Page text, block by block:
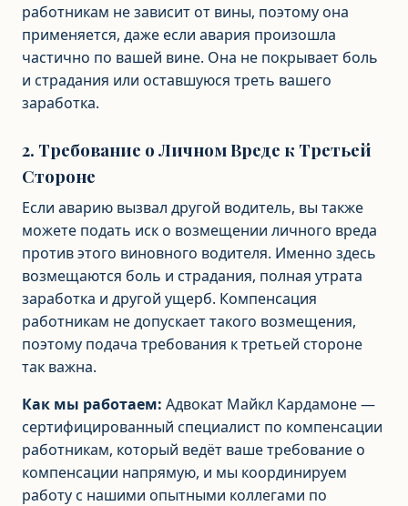
работникам не зависит от вины, поэтому она
применяется, даже если авария произошла
частично по вашей вине. Она не покрывает боль
и страдания или оставшуюся треть вашего
заработка.
2. Требование о Личном Вреде к Третьей
Стороне
Если аварию вызвал другой водитель, вы также
можете подать иск о возмещении личного вреда
против этого виновного водителя. Именно здесь
возмещаются боль и страдания, полная утрата
заработка и другой ущерб. Компенсация
работникам не допускает такого возмещения,
поэтому подача требования к третьей стороне
так важна.
Как мы работаем: Адвокат Майкл Кардамоне —
сертифицированный специалист по компенсации
работникам, который ведёт ваше требование о
компенсации напрямую, и мы координируем
работу с нашими опытными коллегами по